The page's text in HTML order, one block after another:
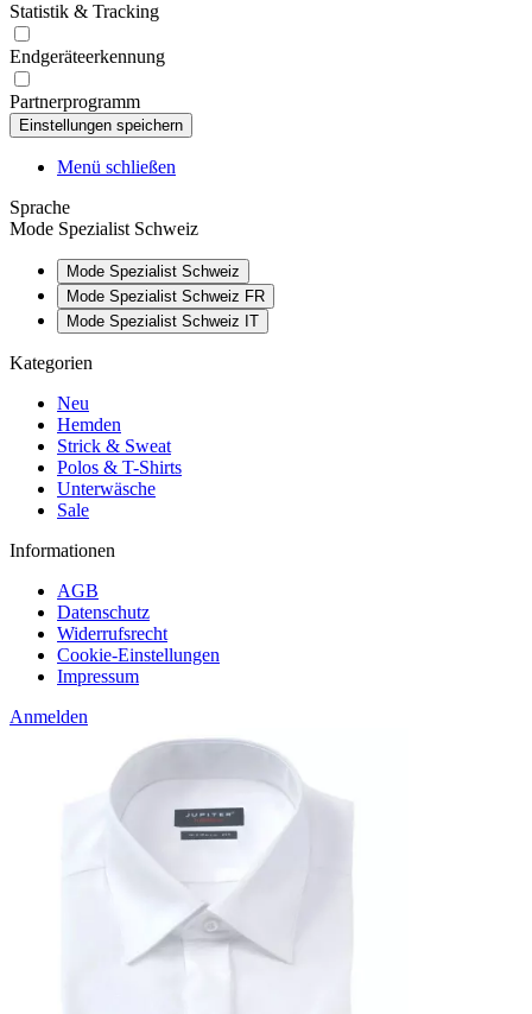
Statistik & Tracking
Endgeräteerkennung
Partnerprogramm
Menü schließen
Sprache
Mode Spezialist Schweiz
Mode Spezialist Schweiz
Mode Spezialist Schweiz FR
Mode Spezialist Schweiz IT
Kategorien
Neu
Hemden
Strick & Sweat
Polos & T-Shirts
Unterwäsche
Sale
Informationen
AGB
Datenschutz
Widerrufsrecht
Cookie-Einstellungen
Impressum
Anmelden